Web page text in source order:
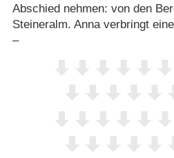
Abschied nehmen: von den
Steineralm. Anna verbringt
–